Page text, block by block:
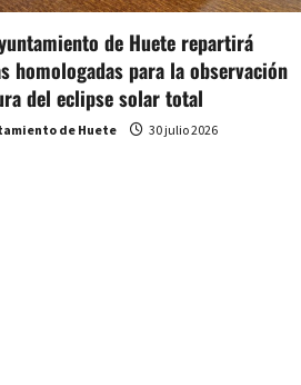
de Huete repartirá
homologadas para la observación
del eclipse solar total
de Huete 30 julio 2026